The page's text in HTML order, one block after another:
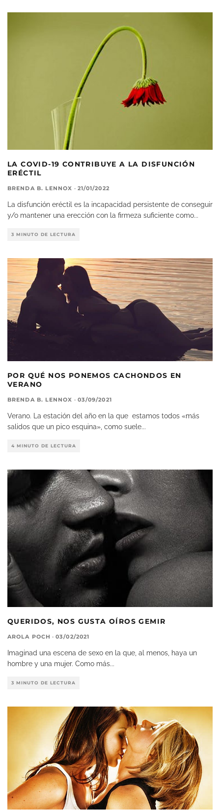
LA COVID-19 CONTRIBUYE A LA DISFUNCIÓN
ERÉCTIL
BRENDA B. LENNOX · 21/01/2022
La disfunción eréctil es la incapacidad persistente de conseguir
y/o mantener una erección con la firmeza suficiente como...
3 MINUTO DE LECTURA
POR QUÉ NOS PONEMOS CACHONDOS EN
VERANO
BRENDA B. LENNOX · 03/09/2021
Verano. La estación del año en la que estamos todos «más
salidos que un pico esquina», como suele...
4 MINUTO DE LECTURA
QUERIDOS, NOS GUSTA OÍROS GEMIR
AROLA POCH · 03/02/2021
Imaginad una escena de sexo en la que, al menos, haya un
hombre y una mujer. Como más...
3 MINUTO DE LECTURA